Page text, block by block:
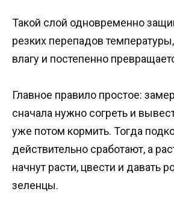
Такой слой одновременно
резких перепадов
влагу и постепенно
Главное правило простое:
сначала нужно согреть и
уже потом кормить. Тогда
действительно сработают, а
начнут расти, цвести и давать
зеленцы.